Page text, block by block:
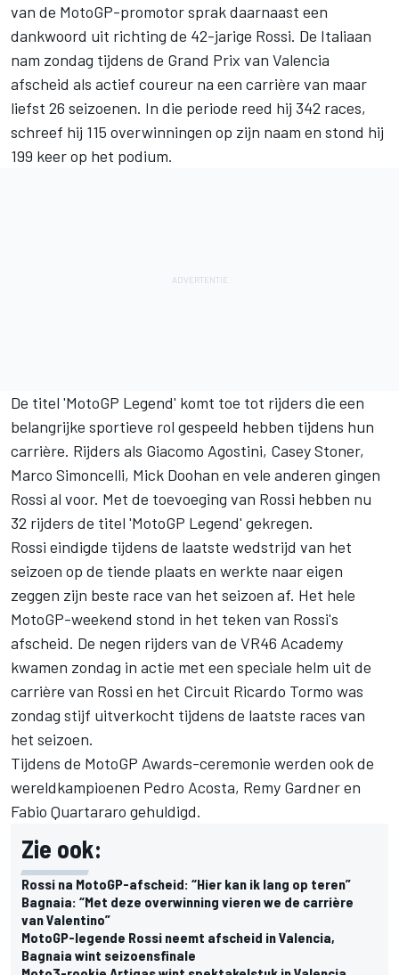
van de MotoGP-promotor sprak daarnaast een
dankwoord uit richting de 42-jarige Rossi. De Italiaan
nam zondag tijdens de Grand Prix van Valencia
afscheid als actief coureur na een carrière van maar
liefst 26 seizoenen. In die periode reed hij 342 races,
schreef hij 115 overwinningen op zijn naam en stond hij
199 keer op het podium.
De titel 'MotoGP Legend' komt toe tot rijders die een
belangrijke sportieve rol gespeeld hebben tijdens hun
carrière. Rijders als Giacomo Agostini, Casey Stoner,
Marco Simoncelli, Mick Doohan en vele anderen gingen
Rossi al voor. Met de toevoeging van Rossi hebben nu
32 rijders de titel 'MotoGP Legend' gekregen.
Rossi eindigde tijdens de laatste wedstrijd van het
seizoen op de tiende plaats en werkte naar eigen
zeggen zijn beste race van het seizoen af. Het hele
MotoGP-weekend stond in het teken van Rossi's
afscheid. De negen rijders van de VR46 Academy
kwamen zondag in actie met een speciale helm uit de
carrière van Rossi en het Circuit Ricardo Tormo was
zondag stijf uitverkocht tijdens de laatste races van
het seizoen.
Tijdens de MotoGP Awards-ceremonie werden ook de
wereldkampioenen Pedro Acosta, Remy Gardner en
Fabio Quartararo gehuldigd.
Zie ook:
Rossi na MotoGP-afscheid: “Hier kan ik lang op teren”
Bagnaia: “Met deze overwinning vieren we de carrière
van Valentino”
MotoGP-legende Rossi neemt afscheid in Valencia,
Bagnaia wint seizoensfinale